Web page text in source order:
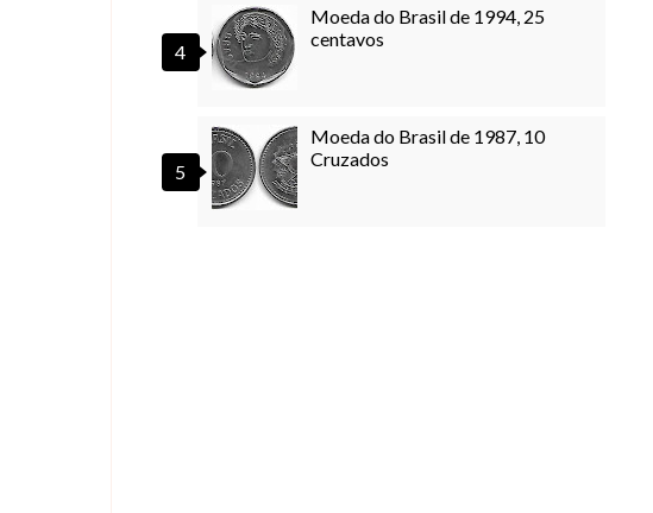
Moeda do Brasil de 1994, 25
centavos
Moeda do Brasil de 1987, 10
Cruzados